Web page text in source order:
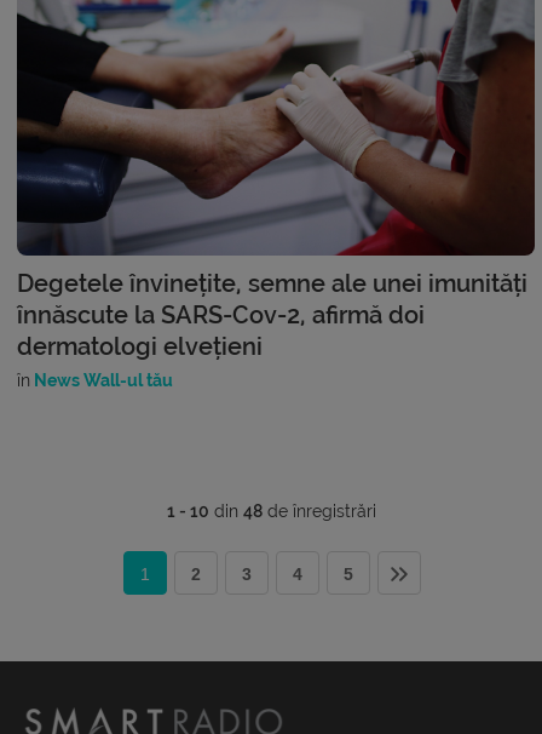
Degetele învinețite, semne ale unei imunități
înnăscute la SARS-Cov-2, afirmă doi
dermatologi elvețieni
în News Wall-ul tău
1 - 10 din 48de înregistrări
1 2 3 4 5